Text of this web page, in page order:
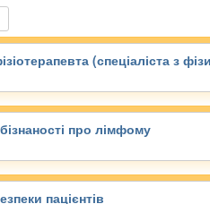
(спеціаліста з
про лімфому
пацієнтів